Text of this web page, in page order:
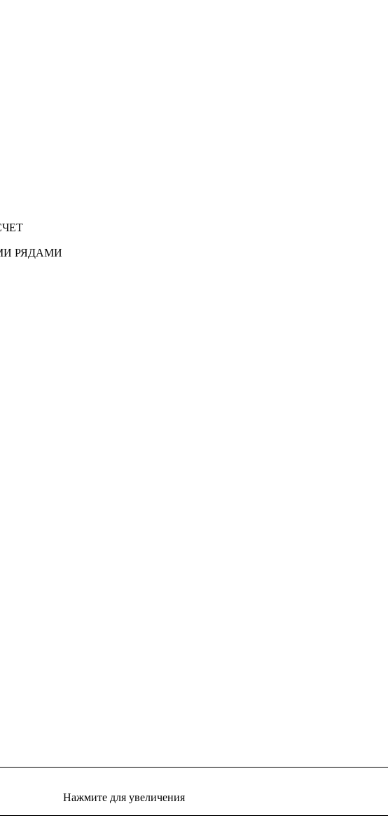
РЯДАМИ
Нажмите для увеличения